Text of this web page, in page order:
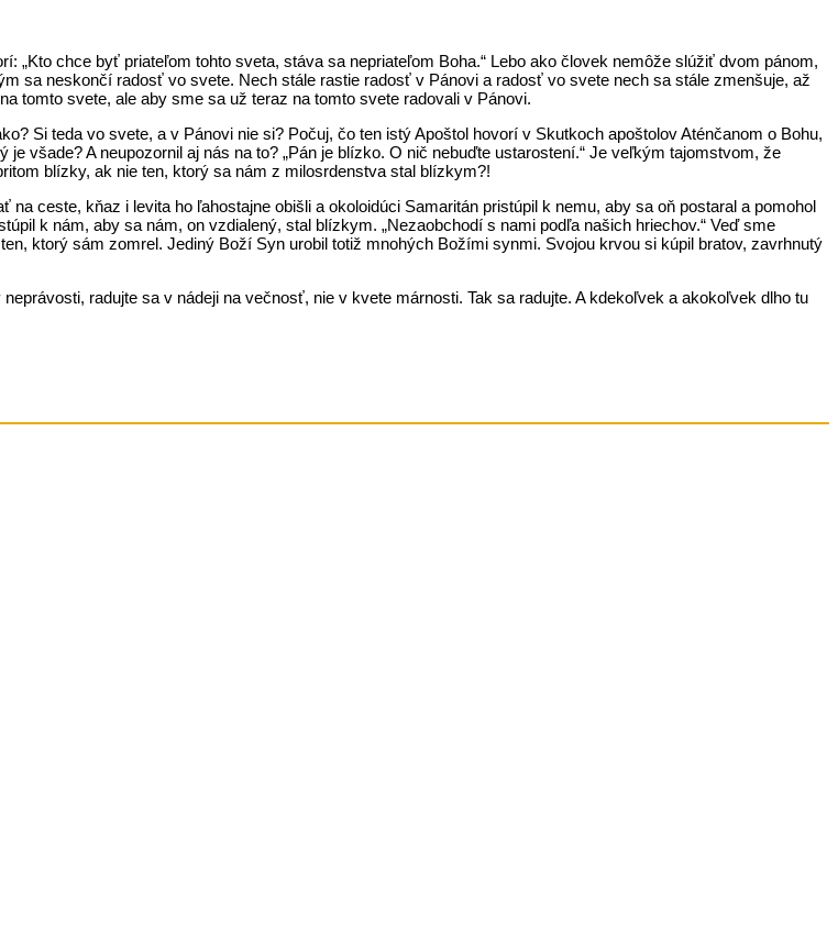
„Kto chce byť priateľom tohto sveta, stáva sa nepriateľom Boha.“ Lebo ako človek nemôže slúžiť dvom pánom,
sa neskončí radosť vo svete. Nech stále rastie radosť v Pánovi a radosť vo svete nech sa stále zmenšuje, až
tomto svete, ale aby sme sa už teraz na tomto svete radovali v Pánovi.
Si teda vo svete, a v Pánovi nie si? Počuj, čo ten istý Apoštol hovorí v Skutkoch apoštolov Aténčanom o Bohu,
všade? A neupozornil aj nás na to? „Pán je blízko. O nič nebuďte ustarostení.“ Je veľkým tajomstvom, že
blízky, ak nie ten, ktorý sa nám z milosrdenstva stal blízkym?!
ceste, kňaz i levita ho ľahostajne obišli a okoloidúci Samaritán pristúpil k nemu, aby sa oň postaral a pomohol
k nám, aby sa nám, on vzdialený, stal blízkym. „Nezaobchodí s nami podľa našich hriechov.“ Veď sme
ktorý sám zomrel. Jediný Boží Syn urobil totiž mnohých Božími synmi. Svojou krvou si kúpil bratov, zavrhnutý
radujte sa v nádeji na večnosť, nie v kvete márnosti. Tak sa radujte. A kdekoľvek a akokoľvek dlho tu